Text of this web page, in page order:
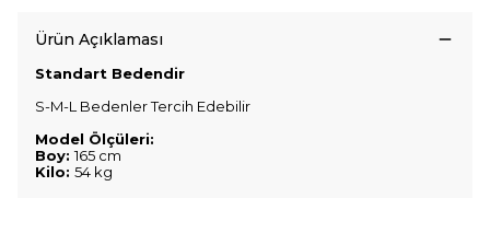
Ürün Açıklaması
Standart Bedendir
S-M-L Bedenler Tercih Edebilir
Model Ölçüleri:
Boy:165 cm
Kilo: 54 kg